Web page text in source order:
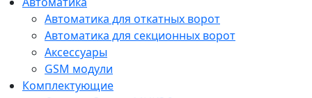
Автоматика для откатных ворот
Автоматика для секционных ворот
Аксессуары
GSM модули
Комплектующие